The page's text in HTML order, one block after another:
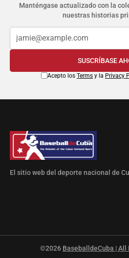
Manténgase actualizado con la
nuestras historias
SUSCRÍBASE
Acepto los Terms y la Privacy
El sitio web del deporte nacional de
©2026 BaseballdeCuba | All